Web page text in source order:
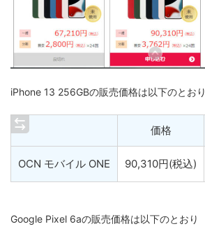
iPhone 13 256GBの販売価格は以下のとおり
価格
OCN モバイル ONE 90,310円(税込)
Google Pixel 6aの販売価格は以下のとおり